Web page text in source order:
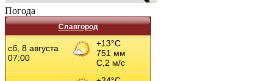
Погода
Славгород